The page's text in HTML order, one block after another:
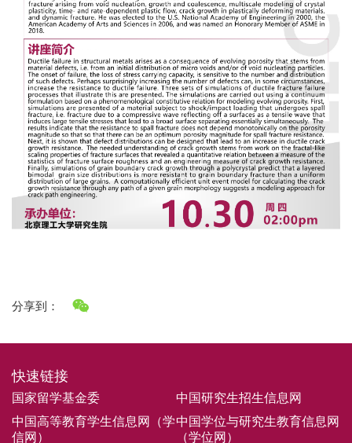
分享到：
快速链接
国家留学基金委
中国研究生招生信息网
中国高等教育学生信息网（学
信网）
中国学位与研究生教育信息网
（学位网）